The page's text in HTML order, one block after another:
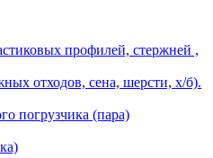
профилей, стержней ,
отходов, сена, шерсти, х/б).
погрузчика (пара)